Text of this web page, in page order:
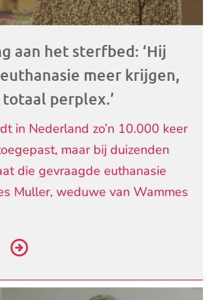
aan het sterfbed: ‘Hij
meer krijgen,
perplex.’
in Nederland zo’n 10.000 keer
maar bij duizenden
die gevraagde euthanasie
Muller, weduwe van Wammes